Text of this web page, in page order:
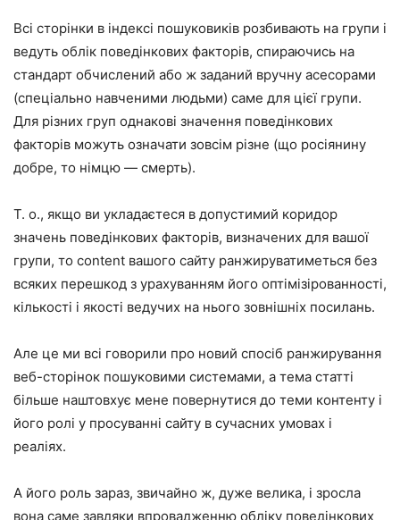
Всі сторінки в індексі пошуковиків розбивають на групи і
ведуть облік поведінкових факторів, спираючись на
стандарт обчислений або ж заданий вручну асесорами
(спеціально навченими людьми) саме для цієї групи.
Для різних груп однакові значення поведінкових
факторів можуть означати зовсім різне (що росіянину
добре, то німцю — смерть).
Т. о., якщо ви укладаєтеся в допустимий коридор
значень поведінкових факторів, визначених для вашої
групи, то content вашого сайту ранжируватиметься без
всяких перешкод з урахуванням його оптімізірованності,
кількості і якості ведучих на нього зовнішніх посилань.
Але це ми всі говорили про новий спосіб ранжирування
веб-сторінок пошуковими системами, а тема статті
більше наштовхує мене повернутися до теми контенту і
його ролі у просуванні сайту в сучасних умовах і
реаліях.
А його роль зараз, звичайно ж, дуже велика, і зросла
вона саме завдяки впровадженню обліку поведінкових